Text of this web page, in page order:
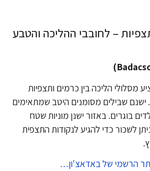
– לחובבי ההליכה והטבע
הליכה בין כרמים ותצפיות
שבילים מסומנים היטב שמתאימים
באזור ישנן מוניות שטח
כדי להגיע לנקודות התצפית
הרשמי של באדאצ'ון…